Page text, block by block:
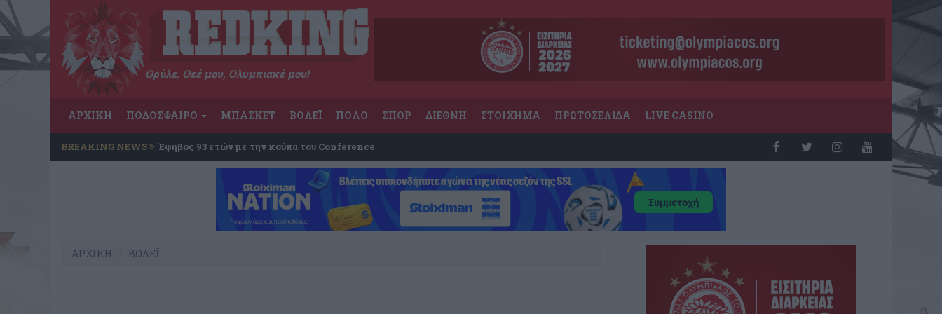
Θρύλε, Θεέ μου, Ολυμπιακέ μου!
ΑΡΧΙΚΗ ΠΟΔΟΣΦΑΙΡΟ ΜΠΑΣΚΕΤ ΒΟΛΕΪ ΠΟΛΟ ΣΠΟΡ ΔΙΕΘΝΗ ΣΤΟΙΧΗΜΑ ΠΡΩΤΟΣΕΛΙΔΑ LIVE CASINO
BREAKING NEWS Έφηβος 93 ετών με την κούπα του Conference
ΑΡΧΙΚΗ ΒΟΛΕΪ